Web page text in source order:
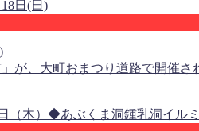
が、大町おまつり道路で開催